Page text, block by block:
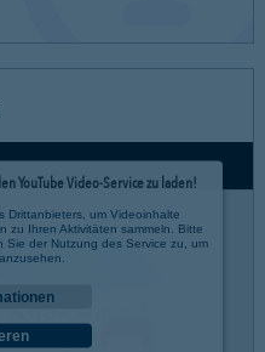
YouTube Video-Service zu laden!
Drittanbieters, um Videoinhalte
zu Ihren Aktivitäten sammeln. Bitte
Sie der Nutzung des Service zu, um